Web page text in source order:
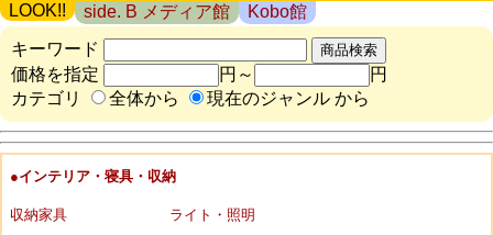
LOOK!! side. B メディア館
Kobo館
キーワード
価格を指定
円～
円
カテゴリ
全体から 現在のジャンル から
●インテリア・寝具・収納
収納家具
ライト・照明